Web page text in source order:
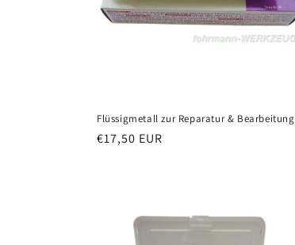
Flüssigmetall zur Reparatur & Bearbeitung
Normaler
€17,50 EUR